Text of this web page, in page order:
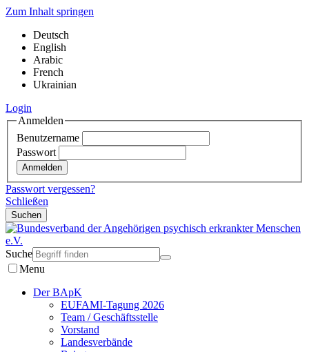
Zum Inhalt springen
Deutsch
English
Arabic
French
Ukrainian
Login
Anmelden
Benutzername
Passwort
Passwort vergessen?
Schließen
Suchen
Suche
Menu
Der BApK
EUFAMI-Tagung 2026
Team / Geschäftsstelle
Vorstand
Landesverbände